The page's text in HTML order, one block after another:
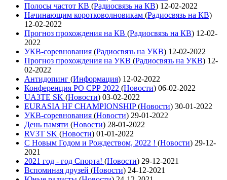
Полосы частот КВ (Радиосвязь на КВ) 12-02-2022
Начинающим коротковолновикам (Радиосвязь на КВ)
12-02-2022
Прогноз прохождения на КВ (Радиосвязь на КВ) 12-02-
2022
УКВ-соревнования (Радиосвязь на УКВ) 12-02-2022
Прогноз прохождения на УКВ (Радиосвязь на УКВ) 12-
02-2022
Антидопинг (Информация) 12-02-2022
Конференция РО СРР 2022 (Новости) 06-02-2022
UA3TE SK (Новости) 03-02-2022
EURASIA HF CHAMPIONSHIP(Новости) 30-01-2022
УКВ-соревнования (Новости) 29-01-2022
День памяти (Новости) 28-01-2022
RV3T SK (Новости) 01-01-2022
С Новым Годом и Рождеством, 2022 ! (Новости) 29-12-
2021
2021 год - год Cпорта! (Новости) 29-12-2021
Вспоминая друзей (Новости) 24-12-2021